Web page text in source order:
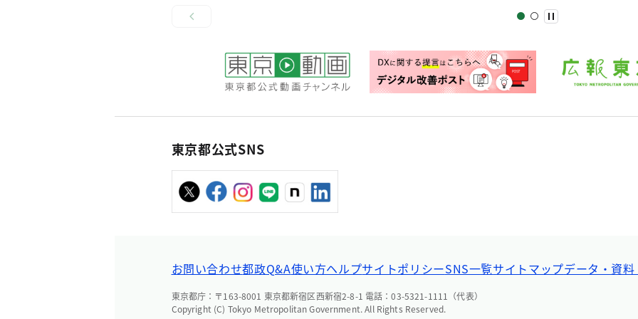
東京都公式SNS
お問い合わせ都政Q&A使い方ヘルプサイトポリシーSNS一覧サイトマップデータ・資
東京都庁：〒163-8001 東京都新宿区西新宿2-8-1 電話：03-5321-1111（代表）
Copyright (C) Tokyo Metropolitan Government. All Rights Reserved.